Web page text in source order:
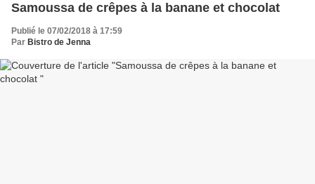
Samoussa de crêpes à la banane et chocolat
Publié le 07/02/2018 à 17:59
Par Bistro de Jenna